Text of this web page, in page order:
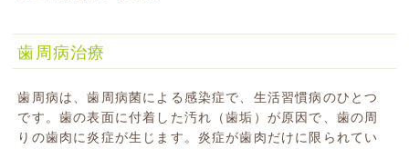
歯周病治療
歯周病は、歯周病菌による感染症で、生活習慣病のひとつ
です。歯の表面に付着した汚れ（歯垢）が原因で、歯の周
りの歯肉に炎症が生じます。炎症が歯肉だけに限られてい